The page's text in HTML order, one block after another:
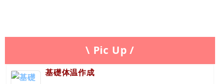
\ Pic Up /
基礎体温作成